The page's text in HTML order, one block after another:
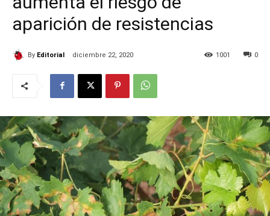
aparición de resistencias
By Editorial diciembre 22, 2020 0
1001